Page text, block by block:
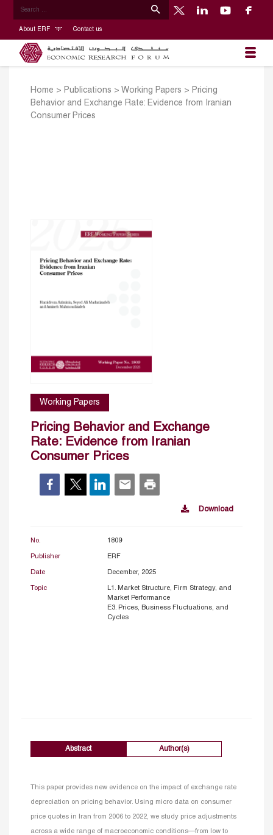
About ERF Contact us
Home > Publications > Working Papers > Pricing
Behavior and Exchange Rate: Evidence from Iranian
Consumer Prices
Working Papers
Pricing Behavior and Exchange
Rate: Evidence from Iranian
Consumer Prices
Download
No. 1809
Publisher ERF
Date December, 2025
Topic
L1. Market Structure, Firm Strategy, and
Market Performance
E3. Prices, Business Fluctuations, and
Cycles
Abstract Author(s)
This paper provides new evidence on the impact of exchange rate
depreciation on pricing behavior. Using micro data on consumer
price quotes in Iran from 2006 to 2022, we study price adjustments
across a wide range of macroeconomic conditions—from low to